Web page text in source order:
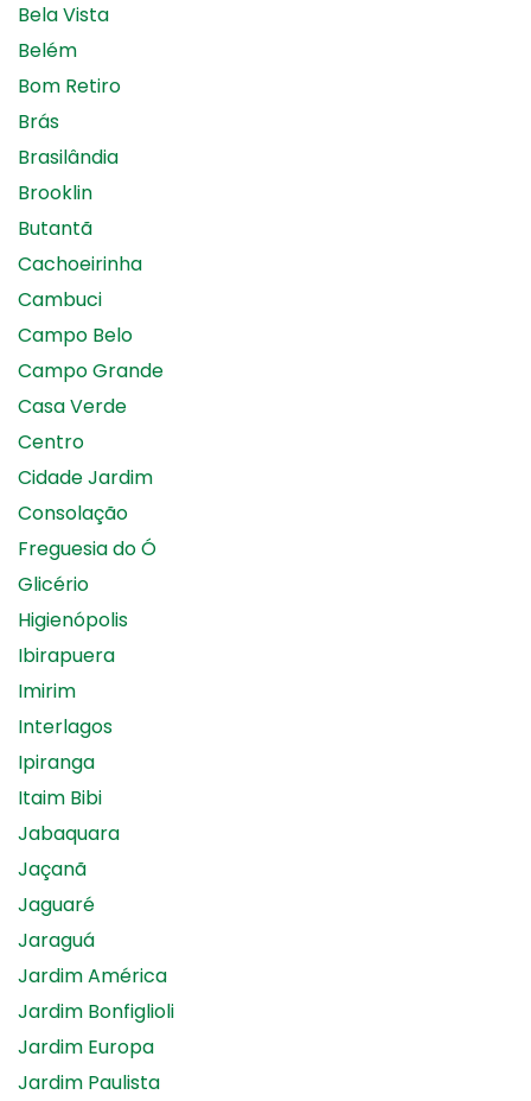
Bela Vista
Belém
Bom Retiro
Brás
Brasilândia
Brooklin
Butantã
Cachoeirinha
Cambuci
Campo Belo
Campo Grande
Casa Verde
Centro
Cidade Jardim
Consolação
Freguesia do Ó
Glicério
Higienópolis
Ibirapuera
Imirim
Interlagos
Ipiranga
Itaim Bibi
Jabaquara
Jaçanã
Jaguaré
Jaraguá
Jardim América
Jardim Bonfiglioli
Jardim Europa
Jardim Paulista